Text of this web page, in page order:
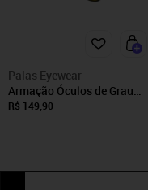
Palas Eyewear
Armação Óculos de Grau
Maculino Redonda Clipon 5
R$ 149,90